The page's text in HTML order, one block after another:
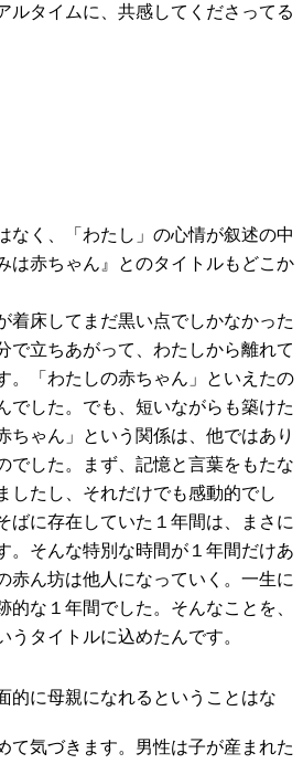
ルタイムに、共感してくださってる
なく、「わたし」の心情が叙述の中
は赤ちゃん』とのタイトルもどこか
着床してまだ黒い点でしかなかった
で立ちあがって、わたしから離れて
。「わたしの赤ちゃん」といえたの
でした。でも、短いながらも築けた
ちゃん」という関係は、他ではあり
でした。まず、記憶と言葉をもたな
したし、それだけでも感動的でし
ばに存在していた１年間は、まさに
。そんな特別な時間が１年間だけあ
赤ん坊は他人になっていく。一生に
的な１年間でした。そんなことを、
うタイトルに込めたんです。
的に母親になれるということはな
て気づきます。男性は子が産まれた